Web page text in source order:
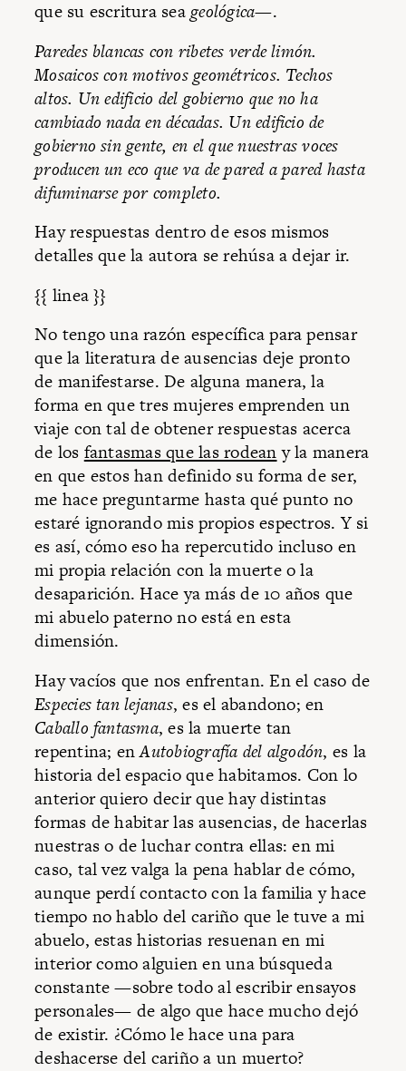
que su escritura seageológica—.
Paredes blancas con ribetes verde limón.
Mosaicos con motivos geométricos. Techos
altos. Un edificio del gobierno que no ha
cambiado nada en décadas. Un edificio de
gobierno sin gente, en el que nuestras voces
producen un eco que va de pared a pared hasta
difuminarse por completo.
Hay respuestas dentro de esos mismos
detalles que la autora se rehúsa a dejar ir.
{{ linea }}
No tengo una razón específica para pensar
que la literatura de ausencias deje pronto
de manifestarse. De alguna manera, la
forma en que tres mujeres emprenden un
viaje con tal de obtener respuestas acerca
de los fantasmas que las rodeany la manera
en que estos han definido su forma de ser,
me hace preguntarme hasta qué punto no
estaré ignorando mis propios espectros. Y si
es así, cómo eso ha repercutido incluso en
mi propia relación con la muerte o la
desaparición. Hace ya más de 10 años que
mi abuelo paterno no está en esta
dimensión.
Hay vacíos que nos enfrentan. En el caso de
Especies tan lejanas, es el abandono; en
Caballo fantasma, es la muerte tan
repentina; enAutobiografía del algodón, es la
historia del espacio que habitamos. Con lo
anterior quiero decir que hay distintas
formas de habitar las ausencias, de hacerlas
nuestras o de luchar contra ellas: en mi
caso, tal vez valga la pena hablar de cómo,
aunque perdí contacto con la familia y hace
tiempo no hablo del cariño que le tuve a mi
abuelo, estas historias resuenan en mi
interior como alguien en una búsqueda
constante —sobre todo al escribir ensayos
personales— de algo que hace mucho dejó
de existir. ¿Cómo le hace una para
deshacerse del cariño a un muerto?